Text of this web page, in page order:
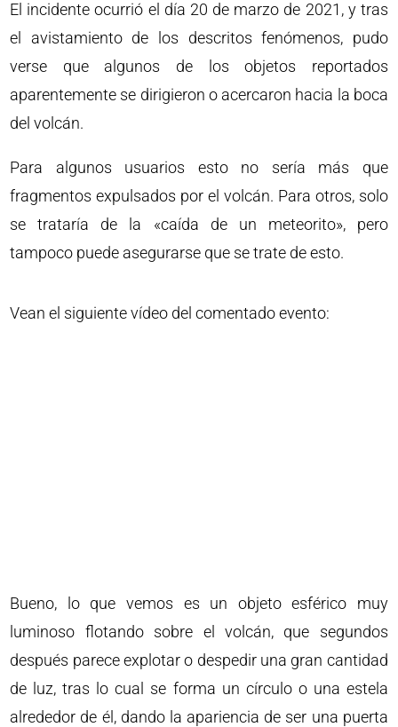
El incidente ocurrió el día 20 de marzo de 2021, y tras
el avistamiento de los descritos fenómenos, pudo
verse que algunos de los objetos reportados
aparentemente se dirigieron o acercaron hacia la boca
del volcán.
Para algunos usuarios esto no sería más que
fragmentos expulsados por el volcán. Para otros, solo
se trataría de la «caída de un meteorito», pero
tampoco puede asegurarse que se trate de esto.
Vean el siguiente vídeo del comentado evento:
Bueno, lo que vemos es un objeto esférico muy
luminoso flotando sobre el volcán, que segundos
después parece explotar o despedir una gran cantidad
de luz, tras lo cual se forma un círculo o una estela
alrededor de él, dando la apariencia de ser una puerta